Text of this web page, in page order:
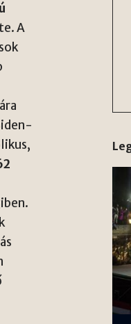
A